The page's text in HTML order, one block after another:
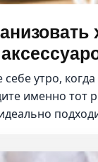
себе утро,
именно тот